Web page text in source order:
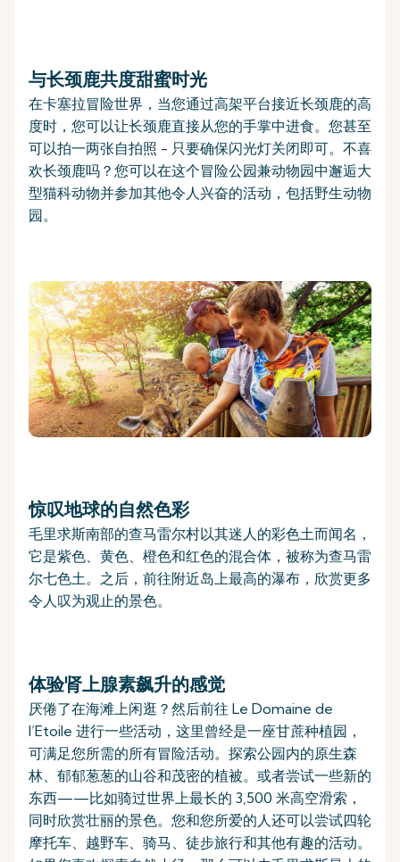
与长颈鹿共度甜蜜时光
在卡塞拉冒险世界，当您通过高架平台接近长颈鹿的高
度时，您可以让长颈鹿直接从您的手掌中进食。您甚至
可以拍一两张自拍照 - 只要确保闪光灯关闭即可。不喜
欢长颈鹿吗？您可以在这个冒险公园兼动物园中邂逅大
型猫科动物并参加其他令人兴奋的活动，包括野生动物
园。
惊叹地球的自然色彩
毛里求斯南部的查马雷尔村以其迷人的彩色土而闻名，
它是紫色、黄色、橙色和红色的混合体，被称为查马雷
尔七色土。之后，前往附近岛上最高的瀑布，欣赏更多
令人叹为观止的景色。
体验肾上腺素飙升的感觉
厌倦了在海滩上闲逛？然后前往 Le Domaine de
l’Etoile 进行一些活动，这里曾经是一座甘蔗种植园，
可满足您所需的所有冒险活动。探索公园内的原生森
林、郁郁葱葱的山谷和茂密的植被。或者尝试一些新的
东西——比如骑过世界上最长的 3,500 米高空滑索，
同时欣赏壮丽的景色。您和您所爱的人还可以尝试四轮
摩托车、越野车、骑马、徒步旅行和其他有趣的活动。